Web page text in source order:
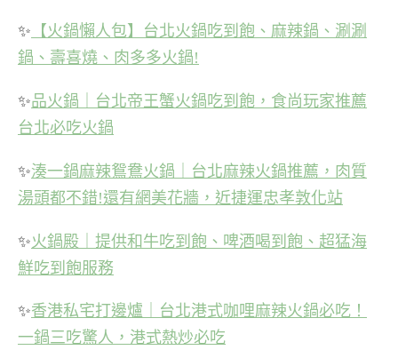
✨ 【火鍋懶人包】台北火鍋吃到飽、麻辣鍋、涮涮
鍋、壽喜燒、肉多多火鍋!
✨品火鍋｜台北帝王蟹火鍋吃到飽，食尚玩家推薦
台北必吃火鍋
✨湊一鍋麻辣鴛鴦火鍋｜台北麻辣火鍋推薦，肉質
湯頭都不錯!還有網美花牆，近捷運忠孝敦化站
✨火鍋殿｜提供和牛吃到飽、啤酒喝到飽、超猛海
鮮吃到飽服務
✨香港私宅打邊爐｜台北港式咖哩麻辣火鍋必吃！
一鍋三吃驚人，港式熱炒必吃